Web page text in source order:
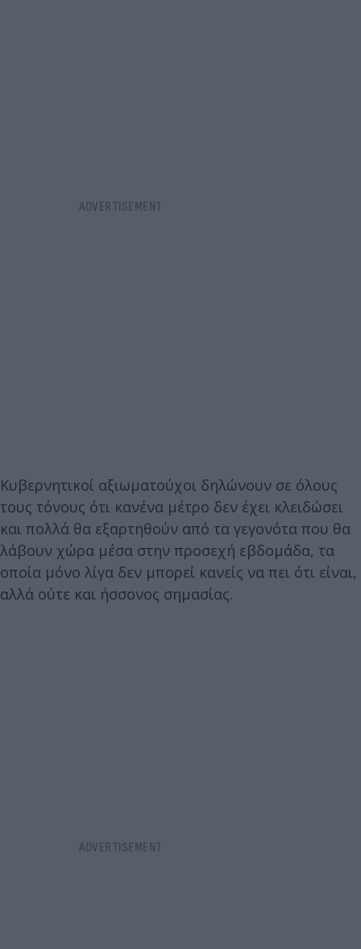
Κυβερνητικοί αξιωματούχοι δηλώνουν σε όλους
τους τόνους ότι κανένα μέτρο δεν έχει κλειδώσει
και πολλά θα εξαρτηθούν από τα γεγονότα που θα
λάβουν χώρα μέσα στην προσεχή εβδομάδα, τα
οποία μόνο λίγα δεν μπορεί κανείς να πει ότι είναι,
αλλά ούτε και ήσσονος σημασίας.